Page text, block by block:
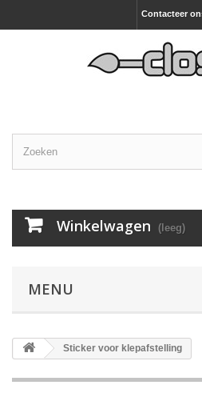
Contacteer
Winkelwagen (leeg)
MENU
Sticker voor klepafstelling